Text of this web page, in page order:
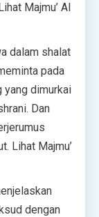
Majmu’ Al
dalam shalat
pada
yang dimurkai
Dan
Lihat Majmu’
dengan